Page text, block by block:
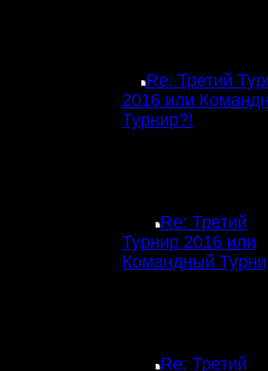
Re: Третий
2016 или
Турнир?!
Re: Третий
Турнир 2016 или
Командный
Re: Третий